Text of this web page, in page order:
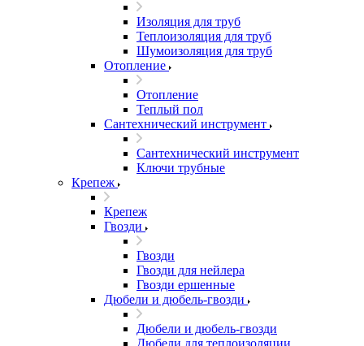
Изоляция для труб
Теплоизоляция для труб
Шумоизоляция для труб
Отопление
Отопление
Теплый пол
Сантехнический инструмент
Сантехнический инструмент
Ключи трубные
Крепеж
Крепеж
Гвозди
Гвозди
Гвозди для нейлера
Гвозди ершенные
Дюбели и дюбель-гвозди
Дюбели и дюбель-гвозди
Дюбели для теплоизоляции